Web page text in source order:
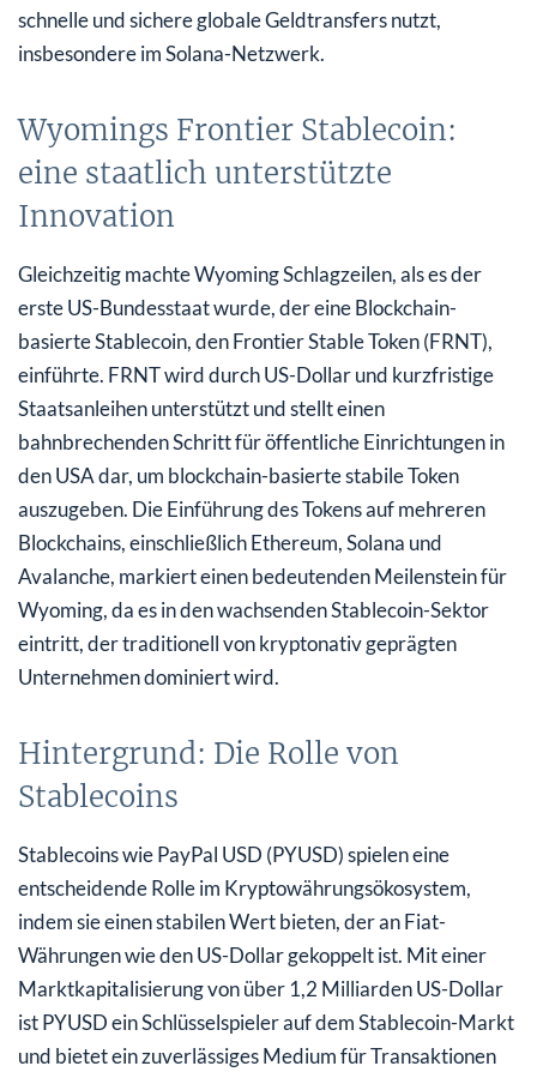
schnelle und sichere globale Geldtransfers nutzt,
insbesondere im Solana-Netzwerk.
Wyomings Frontier Stablecoin:
eine staatlich unterstützte
Innovation
Gleichzeitig machte Wyoming Schlagzeilen, als es der
erste US-Bundesstaat wurde, der eine Blockchain-
basierte Stablecoin, den Frontier Stable Token (FRNT),
einführte. FRNT wird durch US-Dollar und kurzfristige
Staatsanleihen unterstützt und stellt einen
bahnbrechenden Schritt für öffentliche Einrichtungen in
den USA dar, um blockchain-basierte stabile Token
auszugeben. Die Einführung des Tokens auf mehreren
Blockchains, einschließlich Ethereum, Solana und
Avalanche, markiert einen bedeutenden Meilenstein für
Wyoming, da es in den wachsenden Stablecoin-Sektor
eintritt, der traditionell von kryptonativ geprägten
Unternehmen dominiert wird.
Hintergrund: Die Rolle von
Stablecoins
Stablecoins wie PayPal USD (PYUSD) spielen eine
entscheidende Rolle im Kryptowährungsökosystem,
indem sie einen stabilen Wert bieten, der an Fiat-
Währungen wie den US-Dollar gekoppelt ist. Mit einer
Marktkapitalisierung von über 1,2 Milliarden US-Dollar
ist PYUSD ein Schlüsselspieler auf dem Stablecoin-Markt
und bietet ein zuverlässiges Medium für Transaktionen